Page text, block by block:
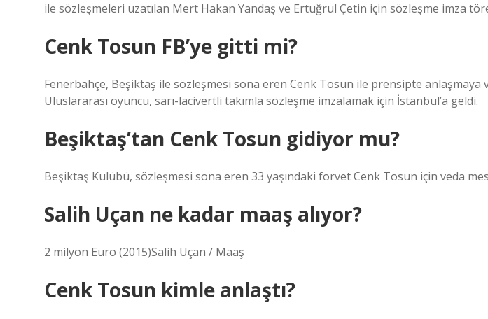
ile sözleşmeleri uzatılan Mert Hakan Yandaş ve Ertuğrul Çetin için sözleşme imza
Cenk Tosun FB’ye gitti mi?
Fenerbahçe, Beşiktaş ile sözleşmesi sona eren Cenk Tosun ile prensipte anlaşmaya
Uluslararası oyuncu, sarı-lacivertli takımla sözleşme imzalamak için İstanbul’a geldi.
Beşiktaş’tan Cenk Tosun gidiyor mu?
Beşiktaş Kulübü, sözleşmesi sona eren 33 yaşındaki forvet Cenk Tosun için veda
Salih Uçan ne kadar maaş alıyor?
2 milyon Euro (2015)Salih Uçan / Maaş
Cenk Tosun kimle anlaştı?